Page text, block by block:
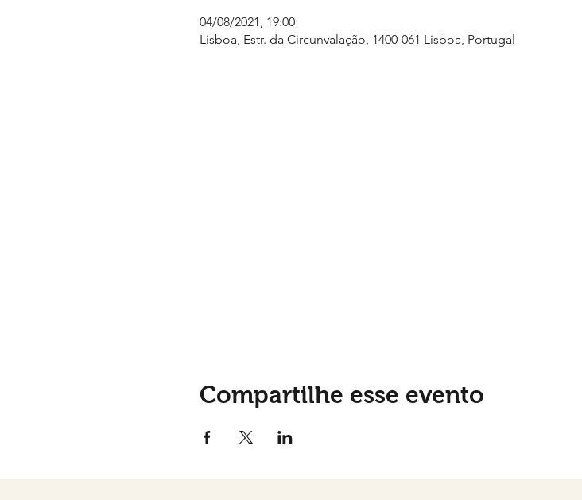
04/08/2021, 19:00
Lisboa, Estr. da Circunvalação, 1400-061 Lisboa, Portugal
Compartilhe esse evento